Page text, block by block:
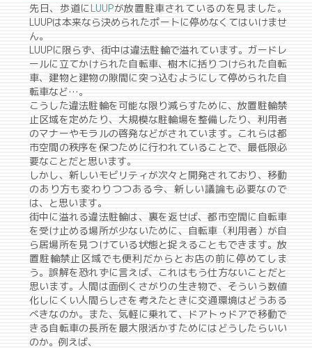
先日、歩道にLUUPが放置駐車されているのを見ました。
LUUPは本来なら決められたポートに停めなくてはいけませ
ん。
LUUPに限らず、街中は違法駐輪で溢れています。ガードレ
ールに立てかけられた自転車、樹木に括りつけられた自転
車、建物と建物の隙間に突っ込むようにして停められた自
転車など…。
こうした違法駐輪を可能な限り減らすために、放置駐輪禁
止区域を定めたり、大規模な駐輪場を整備したり、利用者
のマナーやモラルの啓発などがされています。これらは都
市空間の秩序を保つために行われていることで、最低限必
要なことだと思います。
しかし、新しいモビリティが次々と開発されており、移動
のあり方も変わりつつある今、新しい議論も必要なので
は、と思います。
街中に溢れる違法駐輪は、裏を返せば、都市空間に自転車
を受け止める場所が少ないために、自転車（利用者）が自
ら居場所を見つけている状態と捉えることもできます。放
置駐輪禁止区域でも便利だからとお店の前に停めてしま
う。誤解を恐れずに言えば、これはもう仕方ないことだと
思います。人間は面倒くさがりの生き物で、そういう数値
化しにくい人間らしさを考えたときに交通環境はどうある
べきなのか。また、気軽に乗れて、ドアトゥドアで移動で
きる自転車の長所を最大限活かすためにはどうしたらいい
のか。例えば、